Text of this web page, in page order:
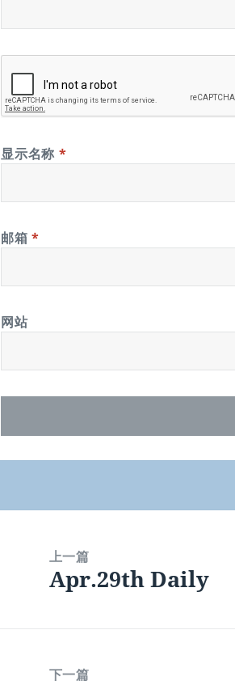
显示名称 *
邮箱*
网站
上一篇
上
Apr.29th Daily
下一篇